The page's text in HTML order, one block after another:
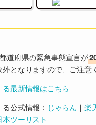
道府県の緊急事態宣言が
となりますので、ご注意
最新情報はこちら
公式情報： じゃらん ｜ 楽
本ツーリスト